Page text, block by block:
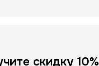
скидку 10%